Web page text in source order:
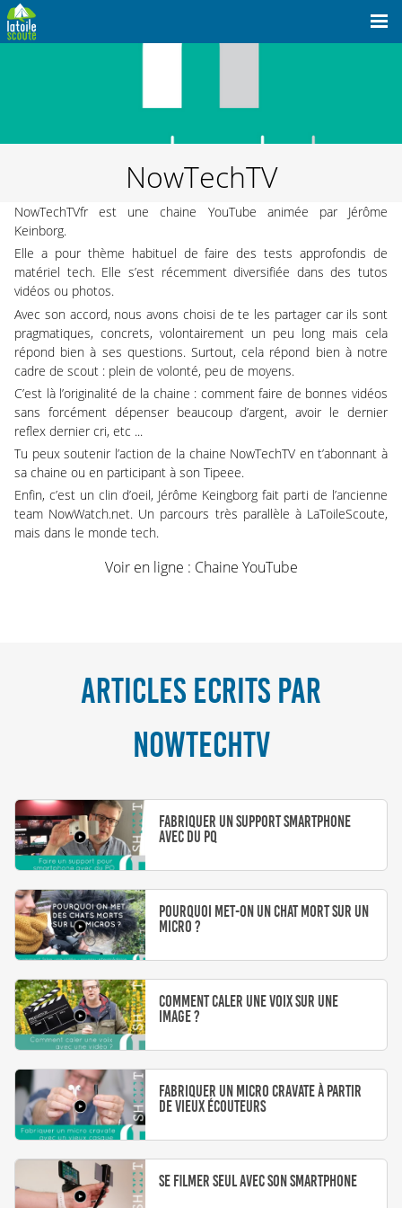
NowTechTV
NowTechTVfr est une chaine YouTube animée par Jérôme
Keinborg.
Elle a pour thème habituel de faire des tests approfondis de
matériel tech. Elle s’est récemment diversifiée dans des tutos
vidéos ou photos.
Avec son accord, nous avons choisi de te les partager car ils sont
pragmatiques, concrets, volontairement un peu long mais cela
répond bien à ses questions. Surtout, cela répond bien à notre
cadre de scout : plein de volonté, peu de moyens.
C’est là l’originalité de la chaine : comment faire de bonnes vidéos
sans forcément dépenser beaucoup d’argent, avoir le dernier
reflex dernier cri, etc ...
Tu peux soutenir l’action de la chaine NowTechTV en t’abonnant à
sa chaine ou en participant à son Tipeee.
Enfin, c’est un clin d’oeil, Jérôme Keingborg fait parti de l’ancienne
team NowWatch.net. Un parcours très parallèle à LaToileScoute,
mais dans le monde tech.
Voir en ligne : Chaine YouTube
ARTICLES ECRITS PAR
NOWTECHTV
Fabriquer un support smartphone
avec du PQ
Pourquoi met-on un chat mort sur un
micro ?
Comment caler une voix sur une
image ?
Fabriquer un micro cravate à partir
de vieux écouteurs
Se filmer seul avec son smartphone